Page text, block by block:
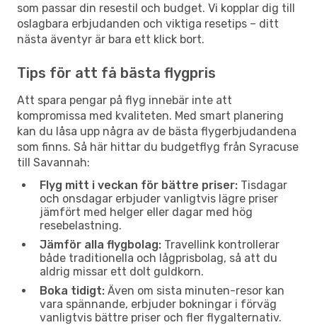
som passar din resestil och budget. Vi kopplar dig till
oslagbara erbjudanden och viktiga resetips – ditt
nästa äventyr är bara ett klick bort.
Tips för att få bästa flygpris
Att spara pengar på flyg innebär inte att
kompromissa med kvaliteten. Med smart planering
kan du låsa upp några av de bästa flygerbjudandena
som finns. Så här hittar du budgetflyg från Syracuse
till Savannah:
Flyg mitt i veckan för bättre priser: Tisdagar
och onsdagar erbjuder vanligtvis lägre priser
jämfört med helger eller dagar med hög
resebelastning.
Jämför alla flygbolag: Travellink kontrollerar
både traditionella och lågprisbolag, så att du
aldrig missar ett dolt guldkorn.
Boka tidigt: Även om sista minuten-resor kan
vara spännande, erbjuder bokningar i förväg
vanligtvis bättre priser och fler flygalternativ.